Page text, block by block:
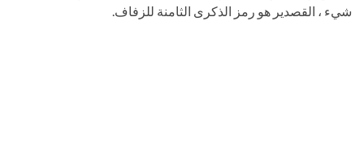
شيء ، القصدير هو رمز الذكرى الثامنة للزفاف.